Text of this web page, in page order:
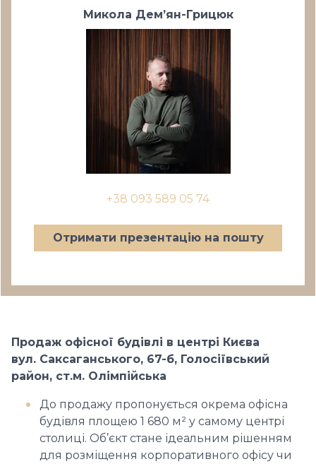
Микола Дем’ян-Грицюк
+38 093 589 05 74
Отримати презентацію на пошту
Продаж офісної будівлі в центрі Києва
вул. Саксаганського, 67-б, Голосіївський
район, ст.м. Олімпійська
До продажу пропонується окрема офісна
будівля площею 1 680 м² у самому центрі
столиці. Об’єкт стане ідеальним рішенням
для розміщення корпоративного офісу чи